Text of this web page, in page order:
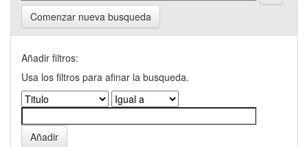
Comenzar nueva busqueda
Añadir filtros:
Usa los filtros para afinar la busqueda.